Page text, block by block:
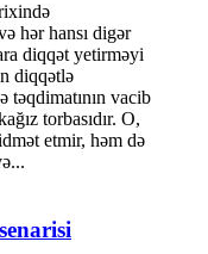
hər hansı digər
diqqət yetirməyi
diqqətlə
təqdimatının vacib
torbasıdır. O,
etmir, həm də